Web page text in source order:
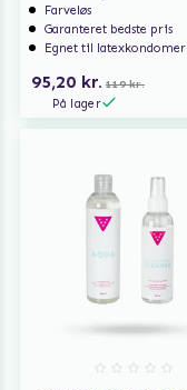
Farveløs
Garanteret bedste pris
Egnet til latexkondomer
95,20 kr. 119 kr.
På lager